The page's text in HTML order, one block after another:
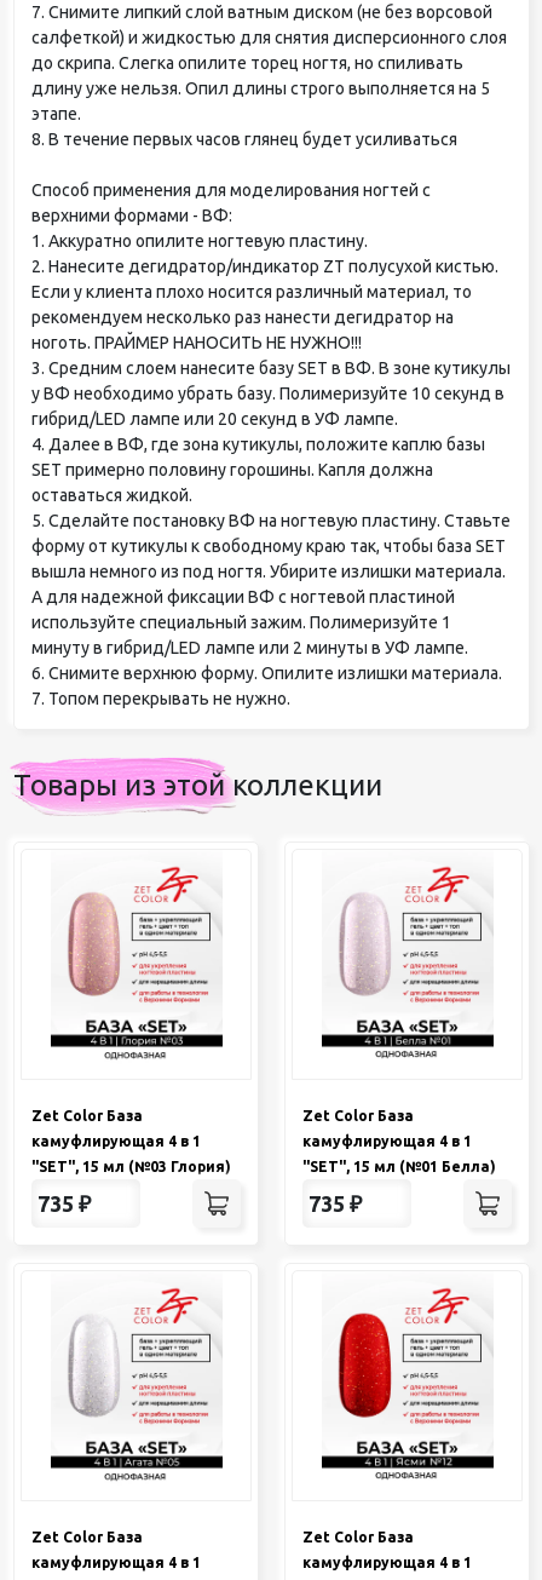
7. Снимите липкий слой ватным диском (не без ворсовой
салфеткой) и жидкостью для снятия дисперсионного слоя
до скрипа. Слегка опилите торец ногтя, но спиливать
длину уже нельзя. Опил длины строго выполняется на 5
этапе.
8. В течение первых часов глянец будет усиливаться
Способ применения для моделирования ногтей с
верхними формами - ВФ:
1. Аккуратно опилите ногтевую пластину.
2. Нанесите дегидратор/индикатор ZT полусухой кистью.
Если у клиента плохо носится различный материал, то
рекомендуем несколько раз нанести дегидратор на
ноготь. ПРАЙМЕР НАНОСИТЬ НЕ НУЖНО!!!
3. Средним слоем нанесите базу SET в ВФ. В зоне кутикулы
у ВФ необходимо убрать базу. Полимеризуйте 10 секунд в
гибрид/LED лампе или 20 секунд в УФ лампе.
4. Далее в ВФ, где зона кутикулы, положите каплю базы
SET примерно половину горошины. Капля должна
оставаться жидкой.
5. Сделайте постановку ВФ на ногтевую пластину. Ставьте
форму от кутикулы к свободному краю так, чтобы база SET
вышла немного из под ногтя. Убирите излишки материала.
А для надежной фиксации ВФ с ногтевой пластиной
используйте специальный зажим. Полимеризуйте 1
минуту в гибрид/LED лампе или 2 минуты в УФ лампе.
6. Снимите верхнюю форму. Опилите излишки материала.
7. Топом перекрывать не нужно.
Товары из этой коллекции
Zet Color База
камуфлирующая 4 в 1
"SET", 15 мл (№03 Глория)
735 ₽
Zet Color База
камуфлирующая 4 в 1
"SET", 15 мл (№01 Белла)
735 ₽
Zet Color База
камуфлирующая 4 в 1
Zet Color База
камуфлирующая 4 в 1